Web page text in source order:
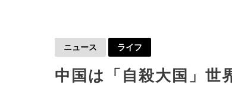
ニュース ライフ
中国は「自殺大国」世